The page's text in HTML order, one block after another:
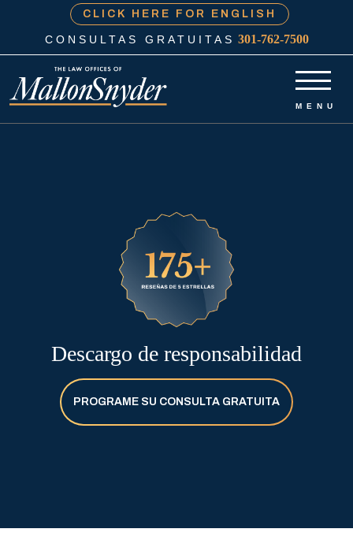
CLICK HERE FOR ENGLISH
CONSULTAS GRATUITAS 301-762-7500
Descargo de responsabilidad
PROGRAME SU CONSULTA GRATUITA